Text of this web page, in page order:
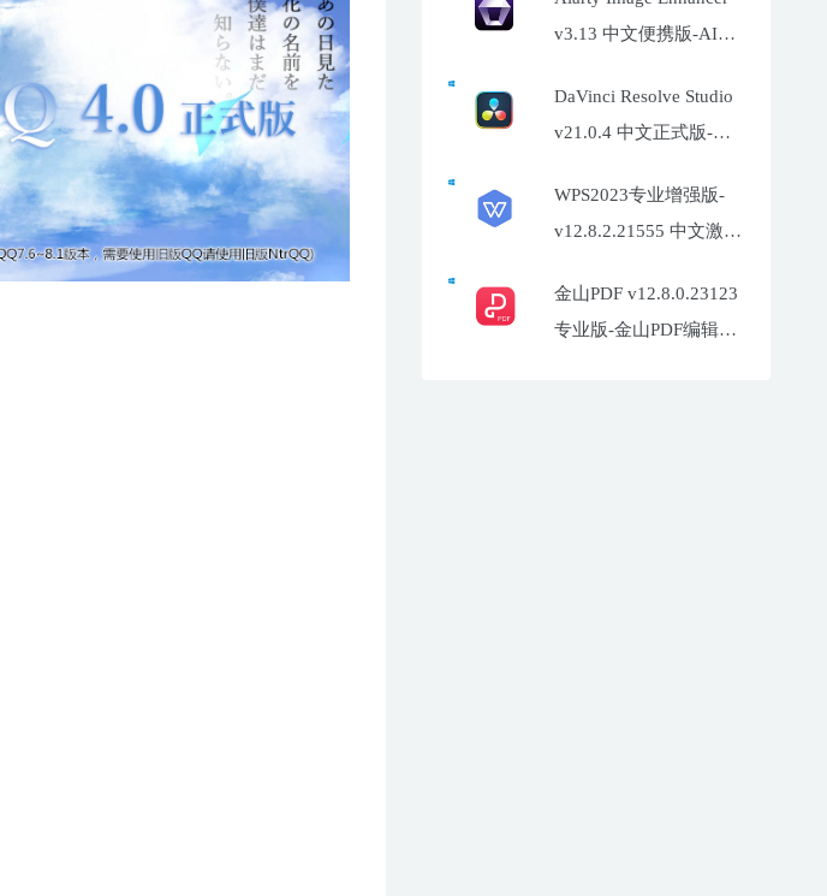
v3.13 中文便携版-AI照
DaVinci Resolve Studio
v21.0.4 中文正式版-达
WPS2023专业增强版-
v12.8.2.21555 中文激活
金山PDF v12.8.0.23123
专业版-金山PDF编辑器